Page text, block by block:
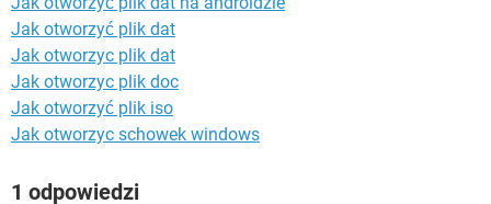
WINDOWS 10
Jak otworzyć plik dat
Jak otworzyc plik dat
Jak otworzyc plik doc
Jak otworzyć plik iso
Jak otworzyc schowek windows
1 odpowiedzi